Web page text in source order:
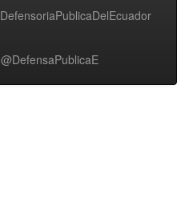
DefensoriaPublicaDelEcuador
@DefensaPublicaE